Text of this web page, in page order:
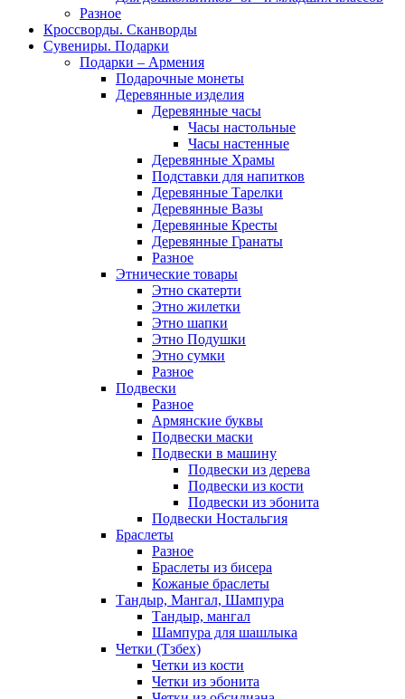
Разное
Кроссворды. Сканворды
Сувениры. Подарки
Подарки – Армения
Подарочные монеты
Деревянные изделия
Деревянные часы
Часы настольные
Часы настенные
Деревянные Храмы
Подставки для напитков
Деревянные Тарелки
Деревянные Вазы
Деревянные Кресты
Деревянные Гранаты
Разное
Этнические товары
Этно скатерти
Этно жилетки
Этно шапки
Этно Подушки
Этно сумки
Разное
Подвески
Разное
Армянские буквы
Подвески маски
Подвески в машину
Подвески из дерева
Подвески из кости
Подвески из эбонита
Подвески Ностальгия
Браслеты
Разное
Браслеты из бисера
Кожаные браслеты
Тандыр, Мангал, Шампура
Тандыр, мангал
Шампура для шашлыка
Четки (Тзбех)
Четки из кости
Четки из эбонита